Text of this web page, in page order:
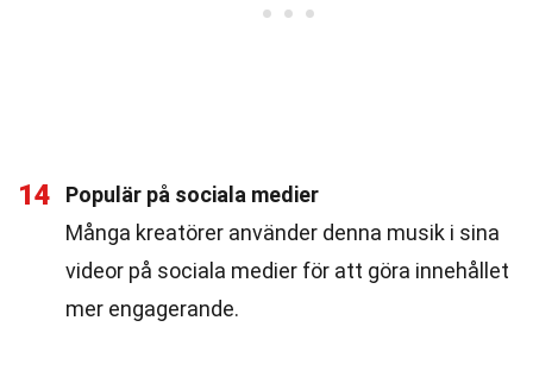
14
Populär på sociala medier
Många kreatörer använder denna musik i sina
videor på sociala medier för att göra innehållet
mer engagerande.